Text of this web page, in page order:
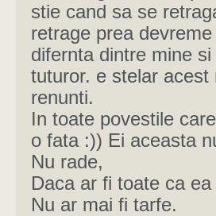
stie cand sa se
retrage prea
difernta dintre mine
tuturor. e stelar
renunti.
In toate povestile
o fata :)) Ei aceasta
Nu rade,
Daca ar fi toate ca ea
Nu ar mai fi tarfe.